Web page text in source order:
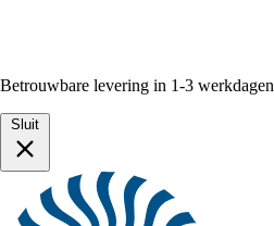
Betrouwbare levering in 1-3 werkdagen
Sluit